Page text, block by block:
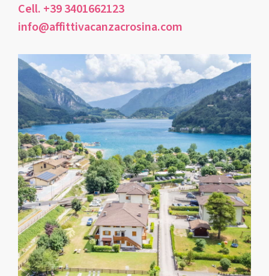
Cell. +39 3401662123
info@affittivacanzacrosina.com